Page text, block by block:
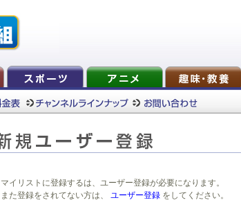
マイリストに登録するは、ユーザー登録が必要になります。
また登録をされてない方は、
ユーザー登録 をしてください。